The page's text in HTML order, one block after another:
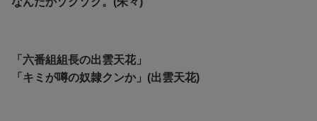
「六番組組長の出雲天花」
「キミが噂の奴隷クンか」(出雲天花)